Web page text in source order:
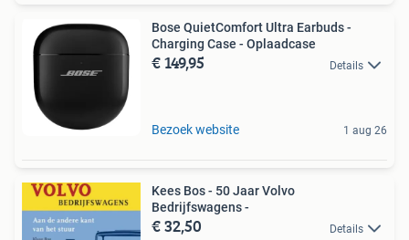
Bose QuietComfort Ultra Earbuds -
Charging Case - Oplaadcase
€ 149,95 Details
Bezoek website 1 aug 26
Kees Bos - 50 Jaar Volvo
Bedrijfswagens -
€ 32,50 Details